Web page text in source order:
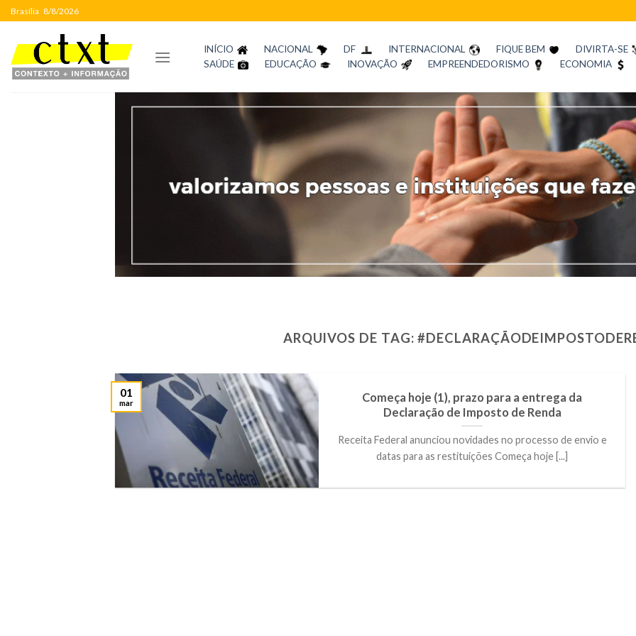
Skip
to
content
Brasília 8/8/2026
INÍCIO NACIONAL DF INTERNACIONAL FIQUE BEM
DIVIRTA-SE
SAÚDE
EDUCAÇÃO INOVAÇÃO EMPREENDEDORISMO ECONOMIA
ARQUIVOS DE TAG:
Começa hoje (1), prazo para a entrega da
Declaração de Imposto de Renda
Receita Federal anunciou novidades no processo de envio e
datas para as restituições Começa hoje [...]
01
mar